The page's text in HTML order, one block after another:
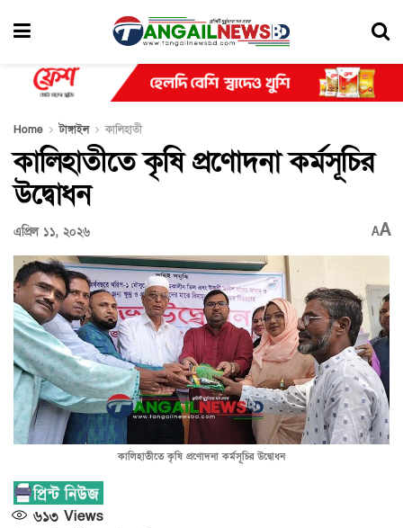
Home টাঙ্গাইল কালিহাতী
কালিহাতীতে কৃষি প্রণোদনা কর্মসূচির
উদ্বোধন
এপ্রিল ১১, ২০২৬ AA
কালিহাতীতে কৃষি প্রণোদনা কর্মসূচির উদ্বোধন
৬১৩ Views